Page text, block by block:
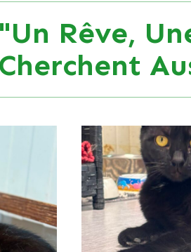
Rêve,
Cherchent